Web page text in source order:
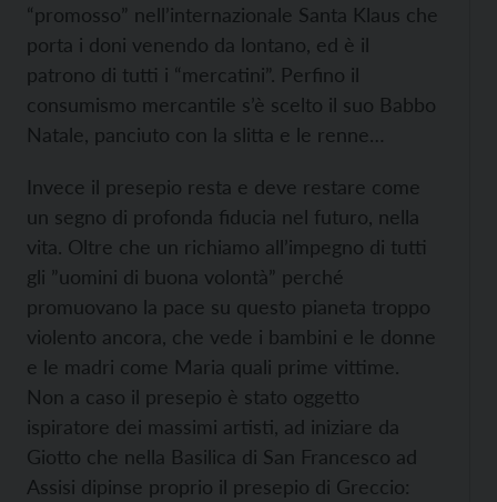
“promosso” nell’internazionale Santa Klaus che
porta i doni venendo da lontano, ed è il
patrono di tutti i “mercatini”. Perfino il
consumismo mercantile s’è scelto il suo Babbo
Natale, panciuto con la slitta e le renne…
Invece il presepio resta e deve restare come
un segno di profonda fiducia nel futuro, nella
vita. Oltre che un richiamo all’impegno di tutti
gli ”uomini di buona volontà” perché
promuovano la pace su questo pianeta troppo
violento ancora, che vede i bambini e le donne
e le madri come Maria quali prime vittime.
Non a caso il presepio è stato oggetto
ispiratore dei massimi artisti, ad iniziare da
Giotto che nella Basilica di San Francesco ad
Assisi dipinse proprio il presepio di Greccio: